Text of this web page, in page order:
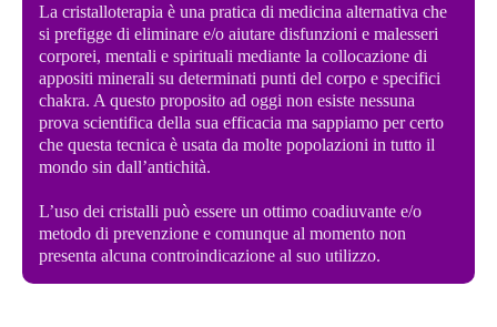
La cristalloterapia è una pratica di medicina alternativa che
si prefigge di eliminare e/o aiutare disfunzioni e malesseri
corporei, mentali e spirituali mediante la collocazione di
appositi minerali su determinati punti del corpo e specifici
chakra. A questo proposito ad oggi non esiste nessuna
prova scientifica della sua efficacia ma sappiamo per certo
che questa tecnica è usata da molte popolazioni in tutto il
mondo sin dall’antichità.
L’uso dei cristalli può essere un ottimo coadiuvante e/o
metodo di prevenzione e comunque al momento non
presenta alcuna controindicazione al suo utilizzo.